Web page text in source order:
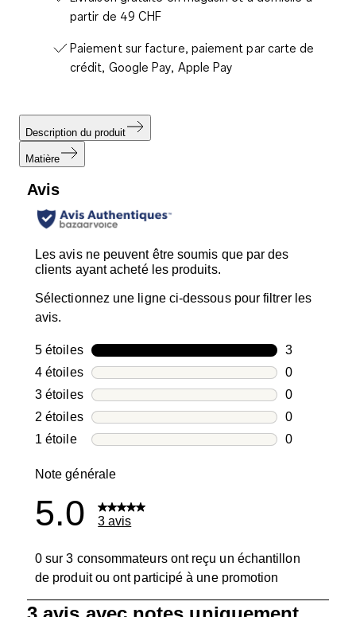
partir de 49 CHF
Paiement sur facture, paiement par carte de
crédit, Google Pay, Apple Pay
Description du produit
Matière
Avis
Les avis ne peuvent être soumis que par des
clients ayant acheté les produits.
Sélectionnez une ligne ci-dessous pour filtrer les
avis.
5 étoilesétoiles
3
3 avis avec
4 étoilesétoiles
0
0 avis avec
3 étoilesétoiles
0
0 avis avec
2 étoilesétoiles
0
0 avis avec
1 étoileétoiles
0
Note générale
5.0 3 avis
0 sur 3 consommateurs ont reçu un échantillon
de produit ou ont participé à une promotion